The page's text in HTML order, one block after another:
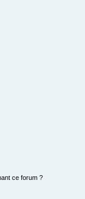
ce forum ?